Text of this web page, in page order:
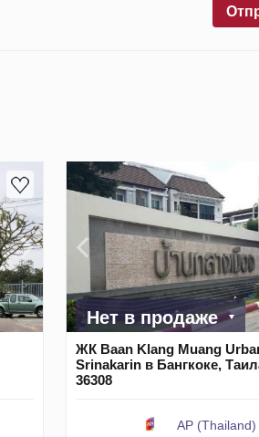
Нет в продаже
ЖК Baan Klang Muang
Srinakarin в Бангкоке,
36308
AP (Thailand)